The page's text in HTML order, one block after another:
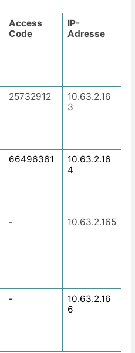
Access
Code
IP-
Adresse
25732912
10.63.2.16
3
66496361
10.63.2.16
4
- 10.63.2.165
-
10.63.2.16
6